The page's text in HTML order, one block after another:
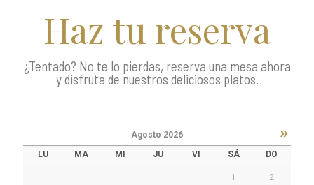
Haz tu reserva
¿Tentado? No te lo pierdas, reserva una mesa ahora
y disfruta de nuestros deliciosos platos.
»
Agosto 2026
LU
MA MI JU VI SÁ DO
1 2